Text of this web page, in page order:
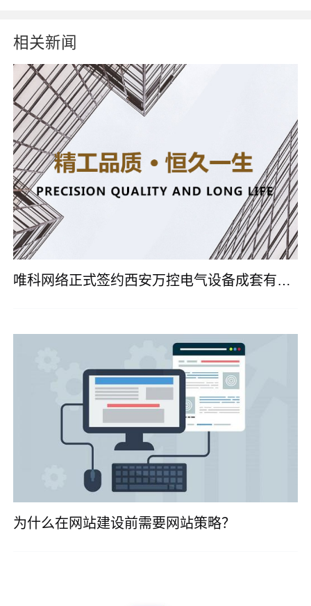
相关新闻
唯科网络正式签约西安万控电气设备成套有限公司网站改版建设服务
为什么在网站建设前需要网站策略？